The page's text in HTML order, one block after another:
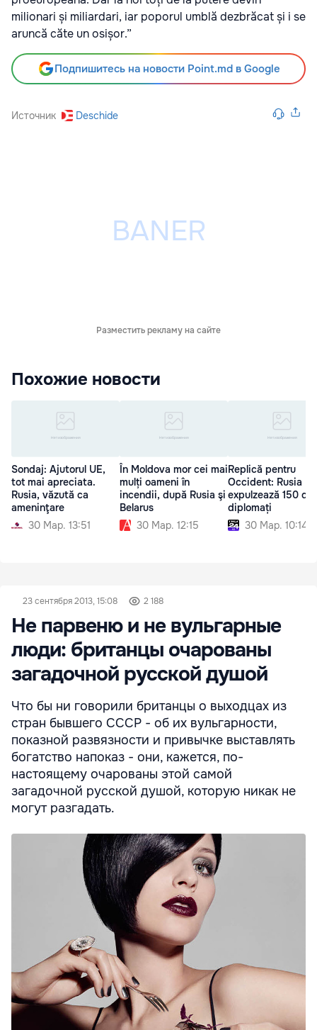
milionari și miliardari, iar poporul umblă dezbrăcat și i se
aruncă căte un osișor.”
Подпишитесь на новости Point.md в Google
Источник Deschide
Разместить рекламу на сайте
Похожие новости
Sondaj: Ajutorul UE,
tot mai apreciata.
Rusia, văzută ca
ameninţare
30 Мар. 13:51
În Moldova mor cei mai
mulți oameni în
incendii, după Rusia şi
Belarus
30 Мар. 12:15
Replică pentru
Occident: Rusia
expulzează 150 de
diplomați
30 Мар. 10:14
23 сентября 2013, 15:08 2 188
Не парвеню и не вульгарные
люди: британцы очарованы
загадочной русской душой
Что бы ни говорили британцы о выходцах из
стран бывшего СССР - об их вульгарности,
показной развязности и привычке выставлять
богатство напоказ - они, кажется, по-
настоящему очарованы этой самой
загадочной русской душой, которую никак не
могут разгадать.